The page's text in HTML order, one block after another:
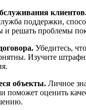
поддержки,
и решать проблемы
Убедитесь,
Изучите
объекты. Личное
поможет оценить